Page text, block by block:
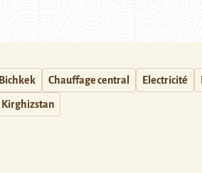
Bichkek Chauffage central Electricité
Kirghizstan